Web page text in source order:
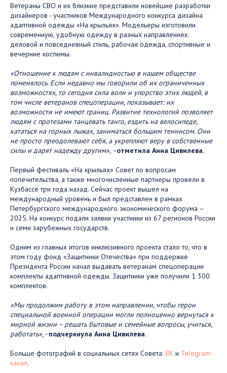
Ветераны СВО и их близкие представили новейшие разработки
дизайнеров - участников Международного конкурса дизайна
адаптивной одежды «На крыльях». Модельеры изготовили
современную, удобную одежду в разных направлениях:
деловой и повседневный стиль, рабочая одежда, спортивные и
вечерние костюмы.
«Отношение к людям с инвалидностью в нашем обществе
поменялось. Если недавно мы говорили об их ограниченных
возможностях, то сегодня сила воли и упорство этих людей, в
том числе ветеранов спецоперации, показывает: их
возможности не имеют границ. Развитие технологий позволяет
людям с протезами танцевать танго, ездить на велосипеде,
кататься на горных лыжах, заниматься большим теннисом. Они
не просто преодолевают себя, а укрепляют веру в собственные
силы и дарят надежду другим», –отметила Анна Цивилева.
Первый фестиваль «На крыльях» Совет по вопросам
попечительства, а также многочисленные партнеры провели в
Кузбассе три года назад. Сейчас проект вышел на
международный уровень и был представлен в рамках
Петербургского международного экономического форума –
2025. На конкурс подали заявки участники из 67 регионов России
и семи зарубежных государств.
Одним из главных итогов инклюзивного проекта стало то, что в
этом году фонд «Защитники Отечества» при поддержке
Президента России начал выдавать ветеранам спецоперации
комплекты адаптивной одежды. Защитники уже получили 1 300
комплектов.
«Мы продолжим работу в этом направлении, чтобы герои
специальной военной операции могли полноценно вернуться к
мирной жизни – решать бытовые и семейные вопросы, учиться,
работать», -подчеркнула Анна Цивилева.
Больше фотографий в социальных сетях Совета: ВК и Telegram-
канал.